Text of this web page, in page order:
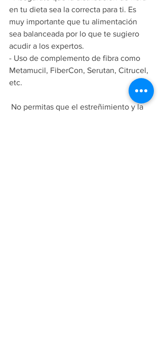
en tu dieta sea la correcta para ti. Es
muy importante que tu alimentación
sea balanceada por lo que te sugiero
acudir a los expertos.
- Uso de complemento de fibra como
Metamucil, FiberCon, Serutan, Citrucel,
etc.